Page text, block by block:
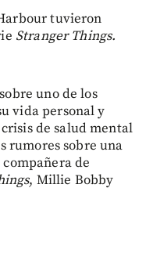
tuvieron
Stranger Things.
uno de los
vida personal y
de salud mental
rumores sobre una
de
, Millie Bobby